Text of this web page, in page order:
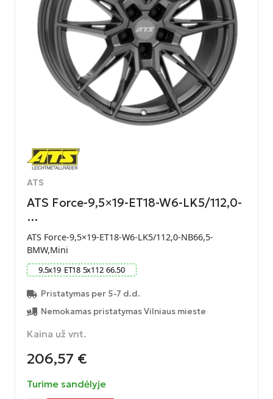
ATS
ATS Force-9,5×19-ET18-W6-LK5/112,0-
…
ATS Force-9,5×19-ET18-W6-LK5/112,0-NB66,5-
BMW,Mini
9.5x19 ET18 5x112 66.50
Pristatymas per 5-7 d.d.
Nemokamas pristatymas Vilniaus mieste
Kaina už vnt.
206,57 €
Turime sandėlyje